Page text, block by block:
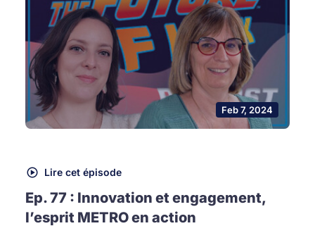
Feb 7, 2024
Lire cet épisode
Ep. 77 : Innovation et engagement,
l’esprit METRO en action